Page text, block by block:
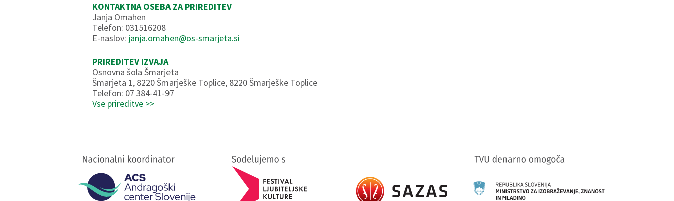
KONTAKTNA OSEBA ZA PRIREDITEV
Janja Omahen
Telefon: 031516208
E-naslov: janja.omahen@os-smarjeta.si
PRIREDITEV IZVAJA
Osnovna šola Šmarjeta
Šmarjeta 1, 8220 Šmarješke Toplice, 8220 Šmarješke Toplice
Telefon: 07 384-41-97
Vse prireditve >>